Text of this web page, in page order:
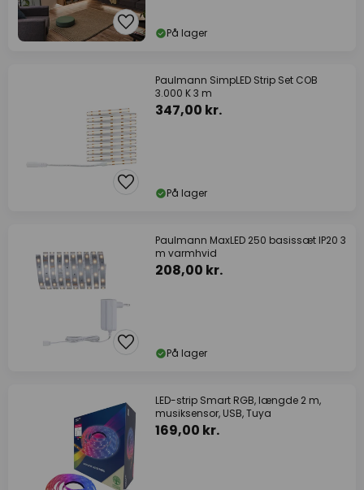
På lager
Paulmann SimpLED Strip Set COB
3.000 K 3 m
347,00 kr.
På lager
Paulmann MaxLED 250 basissæt IP20 3
m varmhvid
208,00 kr.
På lager
LED-strip Smart RGB, længde 2 m,
musiksensor, USB, Tuya
169,00 kr.